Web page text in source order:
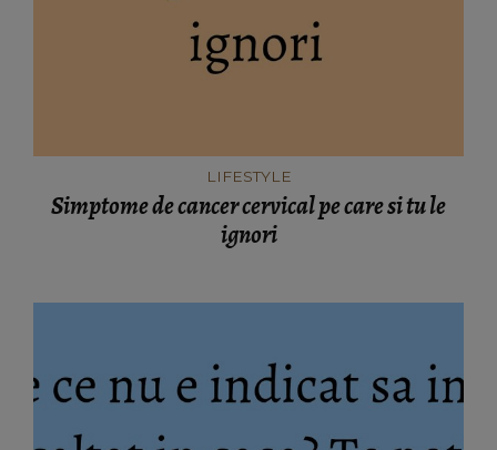
LIFESTYLE
Simptome de cancer cervical pe care si tu le
ignori